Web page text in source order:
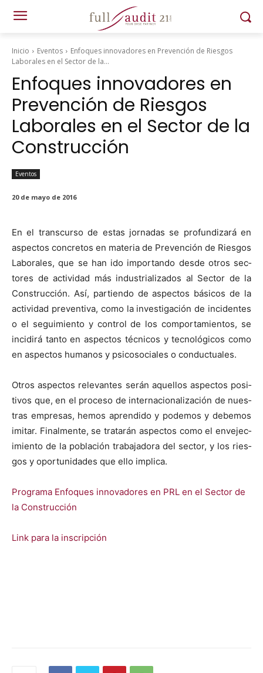
Inicio Eventos
Enfoques innovadores en Prevención de Riesgos
Laborales en el Sector de la...
Enfoques innovadores en
Prevención de Riesgos
Laborales en el Sector de la
Construcción
Eventos
20 de mayo de 2016
En el tran­scur­so de estas jor­nadas se pro­fun­dizará en
aspec­tos con­cre­tos en mate­ria de Pre­ven­ción de Ries­gos
Lab­o­rales, que se han ido impor­tan­do des­de otros sec­
tores de activi­dad más indus­tri­al­iza­dos al Sec­tor de la
Con­struc­ción. Así, par­tien­do de aspec­tos bási­cos de la
activi­dad pre­ven­ti­va, como la inves­ti­gación de inci­dentes
o el seguimien­to y con­trol de los com­por­tamien­tos, se
incidirá tan­to en aspec­tos téc­ni­cos y tec­nológi­cos como
en aspec­tos humanos y psi­coso­ciales o con­duc­tuales.
Otros aspec­tos rel­e­vantes serán aque­l­los aspec­tos pos­i­
tivos que, en el pro­ce­so de inter­na­cional­ización de nues­
tras empre­sas, hemos apren­di­do y podemos y debe­mos
imi­tar. Final­mente, se tratarán aspec­tos como el enve­jec­
imien­to de la población tra­ba­jado­ra del sec­tor, y los ries­
gos y opor­tu­nidades que ello impli­ca.
Pro­gra­ma Enfo­ques inno­vadores en PRL en el Sec­tor de
la Con­struc­ción
Link para la inscrip­ción